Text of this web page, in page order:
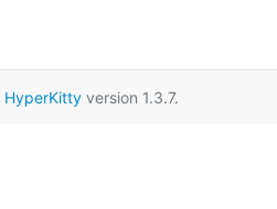
HyperKittyversion 1.3.7.